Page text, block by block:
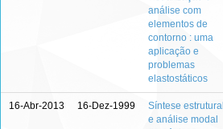
análise com
elementos de
contorno : uma
aplicação e
problemas
elastostáticos
16-Abr-2013 16-Dez-1999
Síntese estrutural
e análise modal